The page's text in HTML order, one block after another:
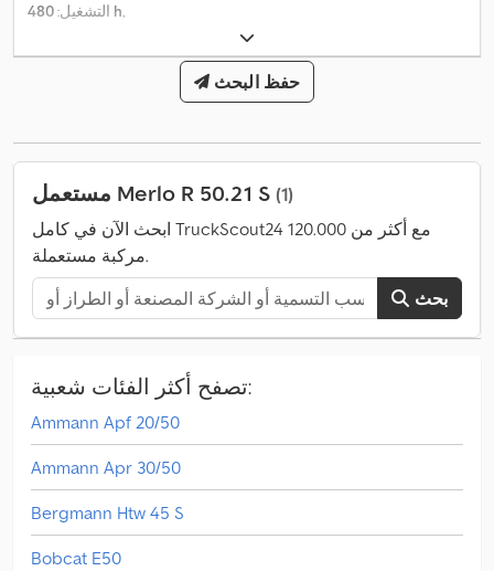
التشغيل: 480 h,
حفظ البحث
مستعمل Merlo R 50.21 S (1)
ابحث الآن في كامل TruckScout24 مع أكثر من 120.000
مركبة مستعملة.
بحث
تصفح أكثر الفئات شعبية:
Ammann Apf 20/50
Ammann Apr 30/50
Bergmann Htw 45 S
Bobcat E50